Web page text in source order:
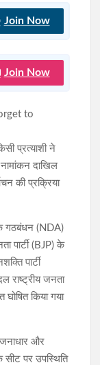
Join Now
Join Now
to
प्रत्याशी ने
दाखिल
की प्रक्रिया
गठबंधन (NDA)
पार्टी (BJP) के
पार्टी
राष्ट्रीय जनता
घोषित किया गया
जनाधार और
सीट पर उपस्थिति